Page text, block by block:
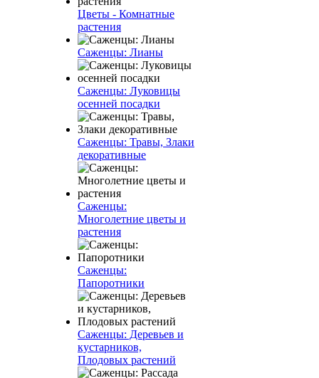
Цветы - Комнатные
растения
Саженцы: Лианы
Саженцы: Луковицы
осенней посадки
Саженцы: Травы, Злаки
декоративные
Саженцы:
Многолетние цветы и
растения
Саженцы:
Папоротники
Саженцы: Деревьев и
кустарников,
Плодовых растений